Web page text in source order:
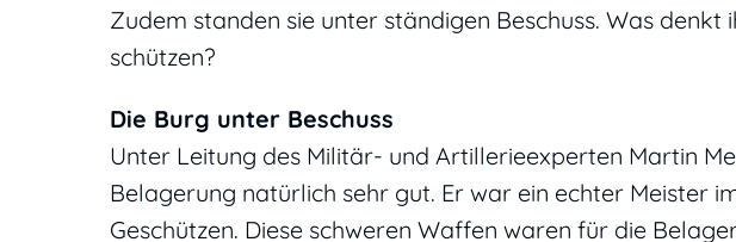
Zudem standen sie unter ständigen Beschuss. Was
schützen?
Die Burg unter Beschuss
Unter Leitung des Militär- und Artillerieexperten Martin
Belagerung natürlich sehr gut. Er war ein echter Meister
Geschützen. Diese schweren Waffen waren für die